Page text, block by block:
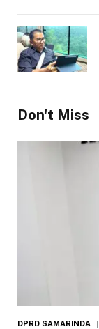
Don't Miss
DPRD SAMARINDA